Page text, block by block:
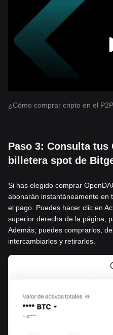
¿Cómo comprar cripto en el
Paso 3: Consulta tus
billetera spot de
Si has elegido comprar
abonarán instantáneamente en
el pago. Puedes hacer clic en
superior derecha de la página,
Además, puedes comprarlos,
intercambiarlos y retirarlos.